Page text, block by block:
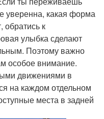
уверенна, какая форма
обратись к
улыбка сделают
Поэтому важно
особое внимание.
движениями в
на каждом отдельном
места в задней